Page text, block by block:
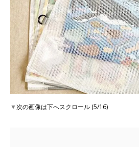
▼次の画像は下へスクロール (5/16)